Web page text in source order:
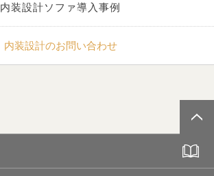
内装設計ソファ導入事例
内装設計のお問い合わせ